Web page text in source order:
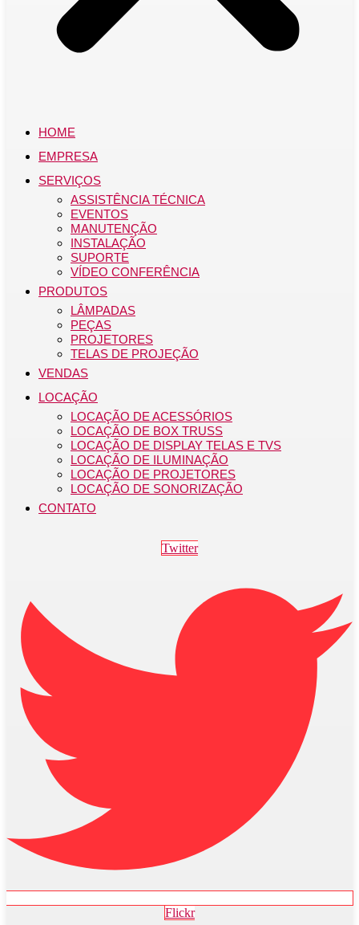
HOME
EMPRESA
SERVIÇOS
ASSISTÊNCIA TÉCNICA
EVENTOS
MANUTENÇÃO
INSTALAÇÃO
SUPORTE
VÍDEO CONFERÊNCIA
PRODUTOS
LÂMPADAS
PEÇAS
PROJETORES
TELAS DE PROJEÇÃO
VENDAS
LOCAÇÃO
LOCAÇÃO DE ACESSÓRIOS
LOCAÇÃO DE BOX TRUSS
LOCAÇÃO DE DISPLAY TELAS E TVS
LOCAÇÃO DE ILUMINAÇÃO
LOCAÇÃO DE PROJETORES
LOCAÇÃO DE SONORIZAÇÃO
CONTATO
Twitter
Flickr